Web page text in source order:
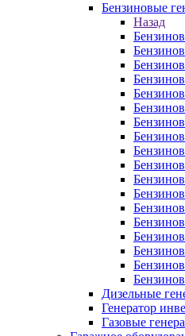
Бензиновые
Назад
Дизельные
Генератор
Газовые